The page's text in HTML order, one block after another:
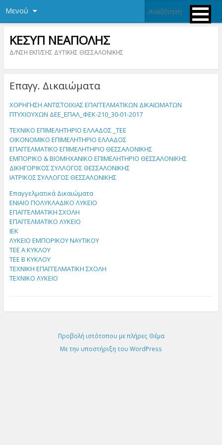
Μενού
ΚΕΣΥΠ ΝΕΑΠΟΛΗΣ
Δ/ΝΣΗ ΕΚΠ/ΣΗΣ ΔΥΤΙΚΗΣ ΘΕΣΣΑΛΟΝΙΚΗΣ
Επαγγ. Δικαιώματα
ΧΟΡΗΓΗΣΗ ΑΝΤΙΣΤΟΙΧΙΑΣ ΕΠΑΓΓΕΛΜΑΤΙΚΩΝ ΔΙΚΑΙΩΜΑΤΩΝ
ΠΤΥΧΙΟΥΧΩΝ ΔΕΕ_ΕΠΑΛ_ΦΕΚ-210_30-01-2017
ΤΕΧΝΙΚΟ ΕΠΙΜΕΛΗΤΗΡΙΟ ΕΛΛΑΔΟΣ _ΤΕΕ
ΟΙΚΟΝΟΜΙΚΟ ΕΠΙΜΕΛΗΤΗΡΙΟ ΕΛΛΑΔΟΣ
ΕΠΑΓΓΕΛΜΑΤΙΚΟ ΕΠΙΜΕΛΗΤΗΡΙΟ ΘΕΣΣΑΛΟΝΙΚΗΣ
ΕΜΠΟΡΙΚΟ & ΒΙΟΜΗΧΑΝΙΚΟ ΕΠΙΜΕΛΗΤΗΡΙΟ ΘΕΣΣΑΛΟΝΙΚΗΣ
ΔΙΚΗΓΟΡΙΚΟΣ ΣΥΛΛΟΓΟΣ ΘΕΣΣΑΛΟΝΙΚΗΣ
ΙΑΤΡΙΚΟΣ ΣΥΛΛΟΓΟΣ ΘΕΣΣΑΛΟΝΙΚΗΣ
Επαγγελματικά Δικαιώματα
ΕΝΙΑΙΟ ΠΟΛΥΚΛΑΔΙΚΟ ΛΥΚΕΙΟ
ΕΠΑΓΓΕΛΜΑΤΙΚΗ ΣΧΟΛΗ
ΕΠΑΓΓΕΛΜΑΤΙΚΟ ΛΥΚΕΙΟ
ΙΕΚ
ΛΥΚΕΙΟ ΕΜΠΟΡΙΚΟΥ ΝΑΥΤΙΚΟΥ
ΤΕΕ Α ΚΥΚΛΟΥ
ΤΕΕ Β ΚΥΚΛΟΥ
ΤΕΧΝΙΚΗ ΕΠΑΓΓΕΛΜΑΤΙΚΗ ΣΧΟΛΗ
ΤΕΧΝΙΚΟ ΛΥΚΕΙΟ
Προβολή ιστότοπου με πλήρες Θέμα
Με την υποστήριξη του WordPress